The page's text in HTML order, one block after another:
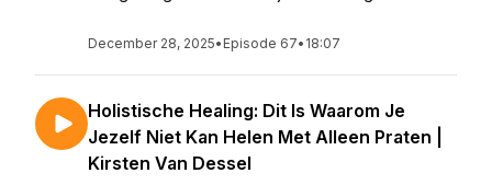
December 28, 2025• Episode 67• 18:07
Holistische Healing: Dit Is Waarom Je
Jezelf Niet Kan Helen Met Alleen Praten |
Kirsten Van Dessel